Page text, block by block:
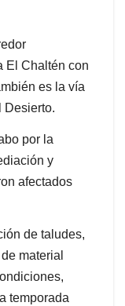
El Chaltén con
es la vía
Desierto.
por la
y
afectados
de taludes,
material
temporada